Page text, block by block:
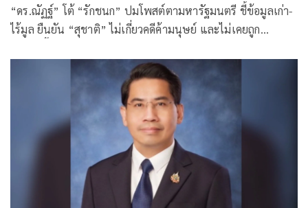
“ดร.ณัฏฐ์” โต้ “รักชนก” ปมโพสต์ตามหารัฐมนตรี ชี้ข้อมูลเก่า-
ไร้มูล ยืนยัน “สุชาติ” ไม่เกี่ยวคดีค้ามนุษย์ และไม่เคยถูก